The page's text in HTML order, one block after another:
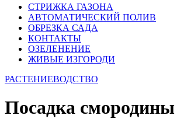
СТРИЖКА ГАЗОНА
АВТОМАТИЧЕСКИЙ ПОЛИВ
ОБРЕЗКА САДА
КОНТАКТЫ
ОЗЕЛЕНЕНИЕ
ЖИВЫЕ ИЗГОРОДИ
РАСТЕНИЕВОДСТВО
Посадка